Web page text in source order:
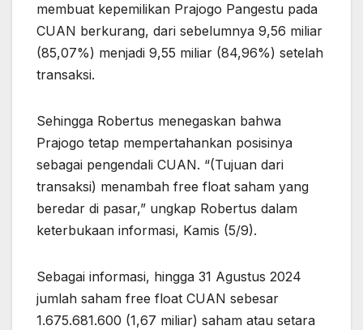
membuat kepemilikan Prajogo Pangestu pada
CUAN berkurang, dari sebelumnya 9,56 miliar
(85,07%) menjadi 9,55 miliar (84,96%) setelah
transaksi.
Sehingga Robertus menegaskan bahwa
Prajogo tetap mempertahankan posisinya
sebagai pengendali CUAN. “(Tujuan dari
transaksi) menambah free float saham yang
beredar di pasar,” ungkap Robertus dalam
keterbukaan informasi, Kamis (5/9).
Sebagai informasi, hingga 31 Agustus 2024
jumlah saham free float CUAN sebesar
1.675.681.600 (1,67 miliar) saham atau setara